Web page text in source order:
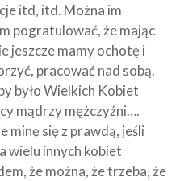
itd, itd. Można im
pogratulować, że mając
jeszcze mamy ochotę i
pracować nad sobą.
było Wielkich Kobiet
mądrzy mężczyźni….
minę się z prawdą, jeśli
wielu innych kobiet
że można, że trzeba, że